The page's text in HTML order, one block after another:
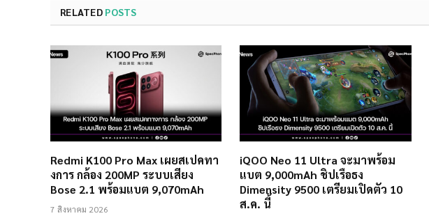
RELATED POSTS
Redmi K100 Pro Max เผยสเปคทา
งการ กล้อง 200MP ระบบเสียง
Bose 2.1 พร้อมแบต 9,070mAh
7 สิงหาคม 2026
iQOO Neo 11 Ultra จะมาพร้อม
แบต 9,000mAh ชิปเรือธง
Dimensity 9500 เตรียมเปิดตัว 10
ส.ค. นี้